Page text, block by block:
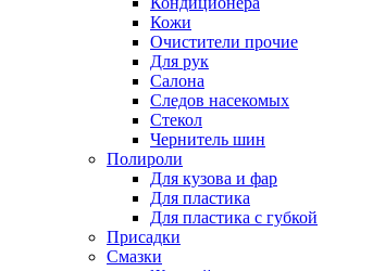
Кожи
Очистители прочие
Для рук
Салона
Следов насекомых
Стекол
Чернитель шин
Полироли
Для кузова и фар
Для пластика
Для пластика с губкой
Присадки
Смазки